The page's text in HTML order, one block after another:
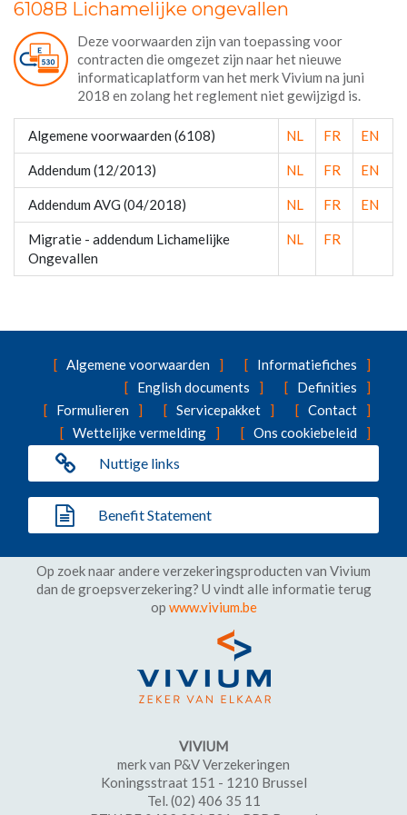
6108B Lichamelijke ongevallen
Deze voorwaarden zijn van toepassing voor
contracten die omgezet zijn naar het nieuwe
informaticaplatform van het merk Vivium na juni
2018 en zolang het reglement niet gewijzigd is.
Algemene voorwaarden (6108) NL FR EN
Addendum (12/2013) NL FR EN
Addendum AVG (04/2018) NL FR EN
Migratie - addendum Lichamelijke
Ongevallen
NL FR
Algemene voorwaarden
Informatiefiches
English documents
Definities
Formulieren
Servicepakket
Contact
Wettelijke vermelding
Ons cookiebeleid
Nuttige links
Benefit Statement
Op zoek naar andere verzekeringsproducten van Vivium
dan de groepsverzekering? U vindt alle informatie terug
op www.vivium.be
VIVIUM
merk van P&V Verzekeringen
Koningsstraat 151 - 1210 Brussel
Tel. (02) 406 35 11